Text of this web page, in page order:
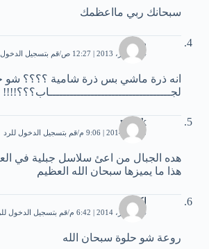
سبحانك ربي مااعظمك
رنا
24 أكتوبر، 2013 | 12:27 ص قم بتسجيل الدخول
انه ذرة ماشي بس ذرة شامية ؟؟؟؟ شو
لجـــــــــــــــــــــــــــــــــــاب؟؟؟!!!!
malak
5 يناير، 2014 | 9:06 م قم بتسجيل الدخول للرد
هده الجبال من اعئ سلاسل جبلية في
هذا ما يميزها سبحان الله العظيم
إكرام
14 فبراير، 2014 | 6:42 م قم بتسجيل الدخول
روعة شو حلوة سبحان الله